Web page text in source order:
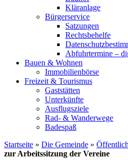
Kläranlage
Bürgerservice
Satzungen
Rechtsbehelfe
Abfuhrtermine –
Bauen & Wohnen
Immobilienbörse
Freizeit & Tourismus
Gaststätten
Unterkünfte
Ausflugsziele
Rad- & Wanderwege
Badespaß
Startseite » Die Gemeinde »
zur Arbeitssitzung der Vereine